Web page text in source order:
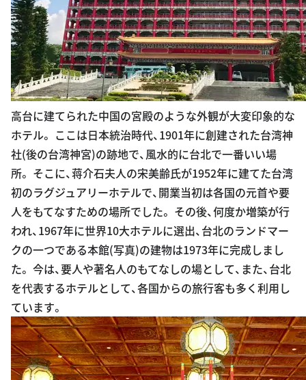
高台に建てられた中国の宮殿のような外観が大変印象的な
ホテル。 ここは日本統治時代、1901年に創建された台湾神
社(後の台湾神宮)の跡地で、風水的に台北で一番いい場
所。 そこに、蒋介石夫人の宋美齢氏が1952年に建てた台湾
初のラグジュアリーホテルで、開業当初は各国の元首や要
人をもてなすための場所でした。 その後、何度か増築が行
われ、1967年に世界10大ホテルに選出、台北のランドマー
クの一つである本館(写真)の建物は1973年に完成しまし
た。 今は、要人や著名人のもてなしの場として、また、台北
を代表するホテルとして、各国からの旅行客も多く利用し
ています。